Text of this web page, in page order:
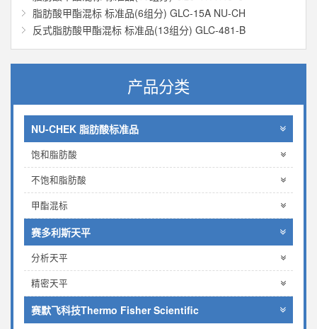
脂肪酸甲酯混标 标准品(6组分) GLC-15A NU-CH
反式脂肪酸甲酯混标 标准品(13组分) GLC-481-B
产品分类
NU-CHEK 脂肪酸标准品
饱和脂肪酸
不饱和脂肪酸
甲酯混标
赛多利斯天平
分析天平
精密天平
赛默飞科技Thermo Fisher Scientific